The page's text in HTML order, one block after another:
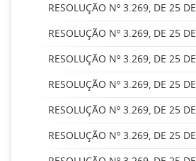
RESOLUÇÃO Nº 3.269, DE 25
RESOLUÇÃO Nº 3.269, DE 25
RESOLUÇÃO Nº 3.269, DE 25
RESOLUÇÃO Nº 3.269, DE 25
RESOLUÇÃO Nº 3.269, DE 25
RESOLUÇÃO Nº 3.269, DE 25